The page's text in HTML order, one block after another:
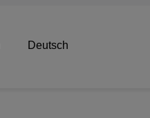
Deutsch